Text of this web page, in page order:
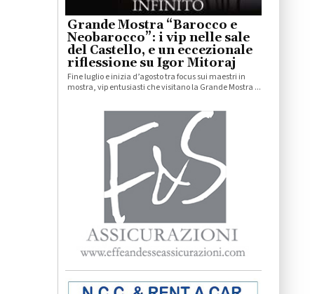
Grande Mostra “Barocco e
Neobarocco”: i vip nelle sale
del Castello, e un eccezionale
riflessione su Igor Mitoraj
Fine luglio e inizia d’agosto tra focus sui maestri in
mostra, vip entusiasti che visitano la Grande Mostra ...